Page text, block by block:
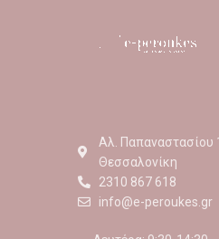
Αλ. Παπαναστασίου
Θεσσαλονίκη
2310 867 618
info@e-peroukes.gr